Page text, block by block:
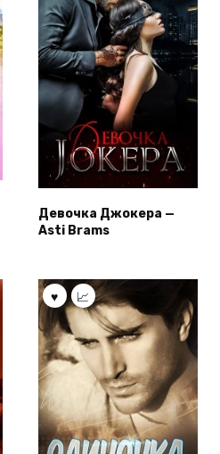
Девочка Джокера —
Asti Brams